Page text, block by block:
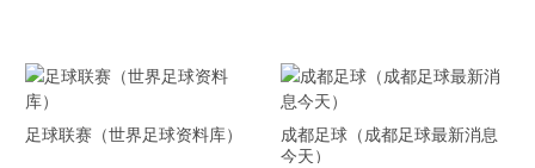
足球联赛（世界足球资料库）
成都足球（成都足球最新消息
今天）